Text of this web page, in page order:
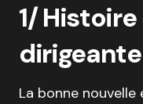
1/
La bonne